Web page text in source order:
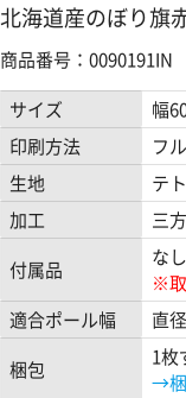
北海道産のぼり旗
商品番号：0090191IN
サイズ
幅
印刷方法
フ
生地
テ
加工
三
付属品
なし
※取
適合ポール幅
直
梱包
1枚
→梱